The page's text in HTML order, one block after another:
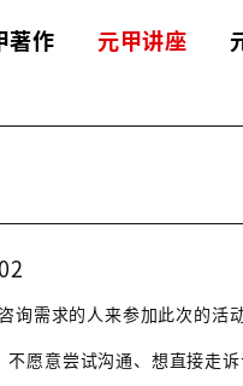
著作 元甲讲座
需求的人来参加此次的活
愿意尝试沟通、想直接走